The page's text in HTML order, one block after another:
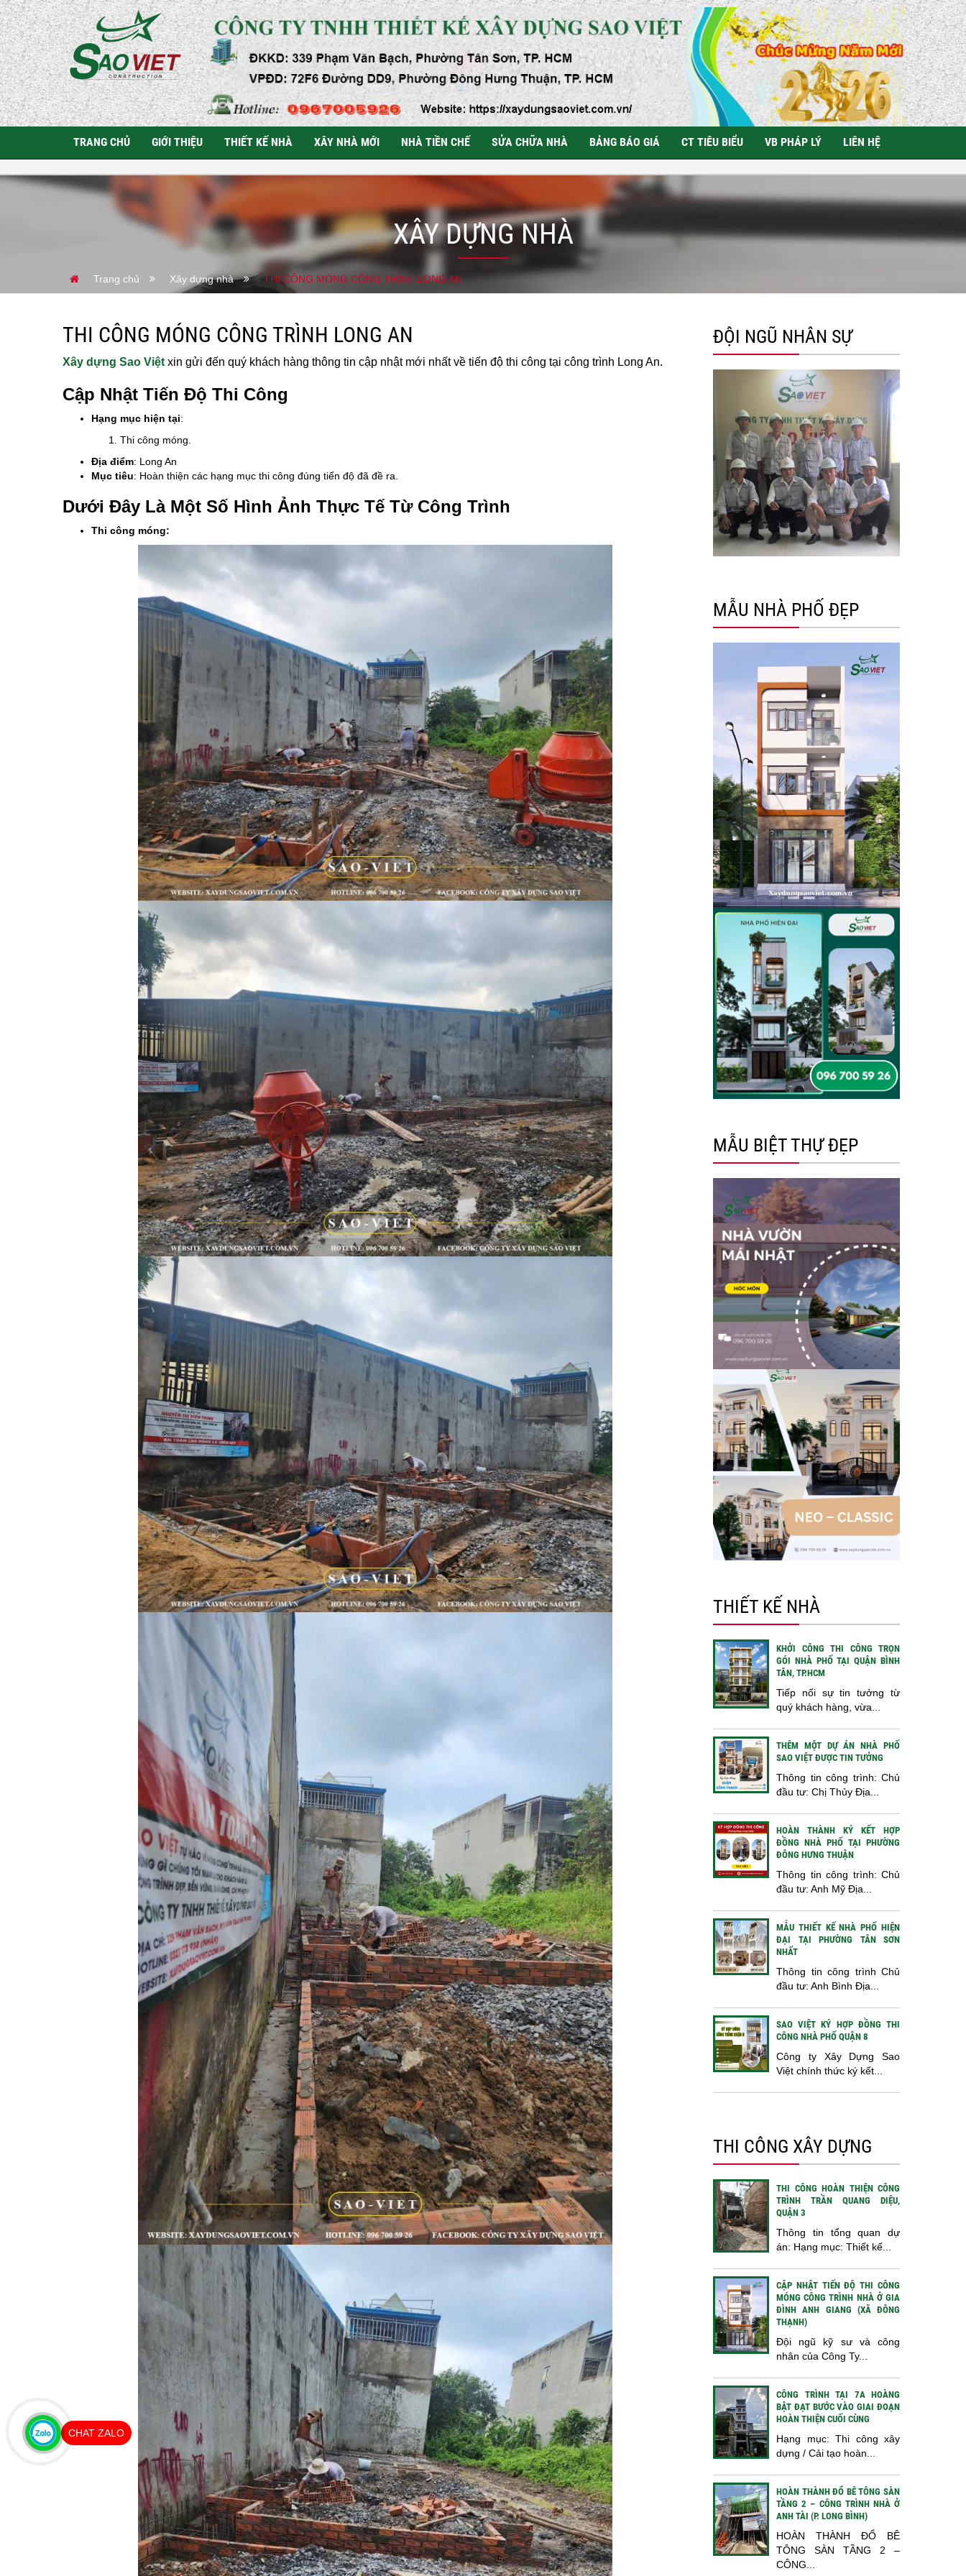
TRANG CHỦ GIỚI THIỆU THIẾT KẾ NHÀ XÂY NHÀ MỚI NHÀ TIỀN CHẾ SỬA CHỮA NHÀ BẢNG BÁO GIÁ CT TIÊU BIỂU VB PHÁP LÝ LIÊN HỆ
XÂY DỰNG NHÀ
Trang chủ Xây dựng nhà THI CÔNG MÓNG CÔNG TRÌNH LONG AN
THI CÔNG MÓNG CÔNG TRÌNH LONG AN
Xây dựng Sao Việt xin gửi đến quý khách hàng thông tin cập nhật mới nhất về tiến độ thi công tại công trình Long An.
Cập Nhật Tiến Độ Thi Công
Hạng mục hiện tại:
Thi công móng.
Địa điểm: Long An
Mục tiêu: Hoàn thiện các hạng mục thi công đúng tiến độ đã đề ra.
Dưới Đây Là Một Số Hình Ảnh Thực Tế Từ Công Trình
Thi công móng:
ĐỘI NGŨ NHÂN SỰ
MẪU NHÀ PHỐ ĐẸP
MẪU BIỆT THỰ ĐẸP
THIẾT KẾ NHÀ
KHỞI CÔNG THI CÔNG TRỌN
GÓI NHÀ PHỐ TẠI QUẬN BÌNH
TÂN, TP.HCM
Tiếp nối sự tin tưởng từ
quý khách hàng, vừa...
THÊM MỘT DỰ ÁN NHÀ PHỐ
SAO VIỆT ĐƯỢC TIN TƯỞNG
Thông tin công trình: Chủ
đầu tư: Chị Thủy Địa...
HOÀN THÀNH KÝ KẾT HỢP
ĐỒNG NHÀ PHỐ TẠI PHƯỜNG
ĐÔNG HƯNG THUẬN
Thông tin công trình: Chủ
đầu tư: Anh Mỹ Địa...
MẪU THIẾT KẾ NHÀ PHỐ HIỆN
ĐẠI TẠI PHƯỜNG TÂN SƠN
NHẤT
Thông tin công trình Chủ
đầu tư: Anh Bình Địa...
SAO VIỆT KÝ HỢP ĐỒNG THI
CÔNG NHÀ PHỐ QUẬN 8
Công ty Xây Dựng Sao
Việt chính thức ký kết...
THI CÔNG XÂY DỰNG
THI CÔNG HOÀN THIỆN CÔNG
TRÌNH TRẦN QUANG DIỆU,
QUẬN 3
Thông tin tổng quan dự
án: Hạng mục: Thiết kế...
CẬP NHẬT TIẾN ĐỘ THI CÔNG
MÓNG CÔNG TRÌNH NHÀ Ở GIA
ĐÌNH ANH GIANG (XÃ ĐÔNG
THẠNH)
Đội ngũ kỹ sư và công
nhân của Công Ty...
CÔNG TRÌNH TẠI 7A HOÀNG
BẬT ĐẠT BƯỚC VÀO GIAI ĐOẠN
HOÀN THIỆN CUỐI CÙNG
Hạng mục: Thi công xây
dựng / Cải tạo hoàn...
HOÀN THÀNH ĐỔ BÊ TÔNG SÀN
TẦNG 2 – CÔNG TRÌNH NHÀ Ở
ANH TÀI (P. LONG BÌNH)
HOÀN THÀNH ĐỔ BÊ
TÔNG SÀN TẦNG 2 –
CÔNG...
CHAT ZALO